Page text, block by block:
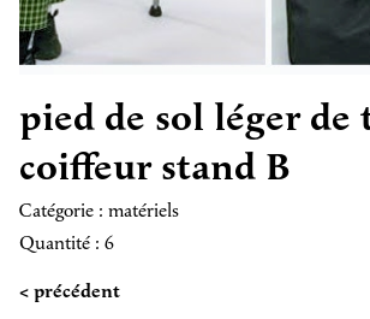
pied de sol léger de
coiffeur stand B
Catégorie : matériels
Quantité : 6
< précédent